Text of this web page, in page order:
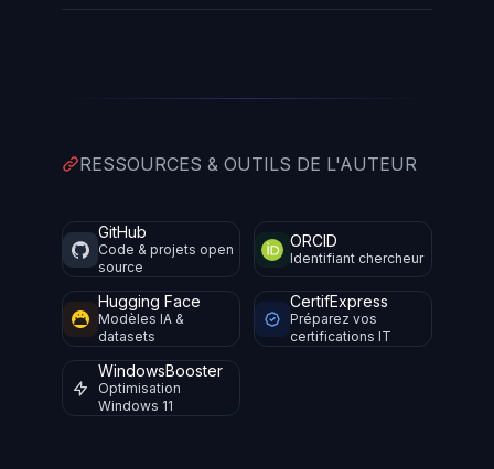
RESSOURCES & OUTILS DE L'AUTEUR
GitHub
Code & projets open
source
ORCID
Identifiant chercheur
Hugging Face
Modèles IA &
datasets
CertifExpress
Préparez vos
certifications IT
WindowsBooster
Optimisation
Windows 11